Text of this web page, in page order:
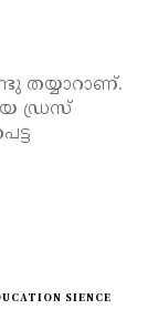
തയ്യാറാണ്.
ഡ്രസ്
SIENCE